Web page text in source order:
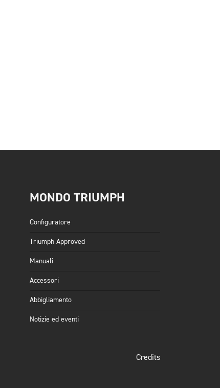
MONDO TRIUMPH
Configuratore
Triumph Approved
Manuali
Accessori
Abbigliamento
Notizie ed eventi
Credits